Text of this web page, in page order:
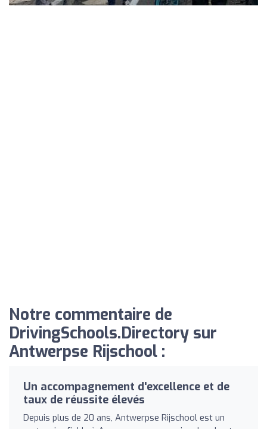
Notre commentaire de
DrivingSchools.Directory sur
Antwerpse Rijschool :
Un accompagnement d'excellence et de
taux de réussite élevés
Depuis plus de 20 ans, Antwerpse Rijschool est un